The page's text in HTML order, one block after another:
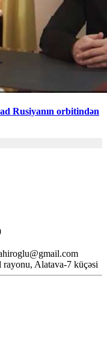
Rusiyanın orbitindən
Alatava-7 küçəsi